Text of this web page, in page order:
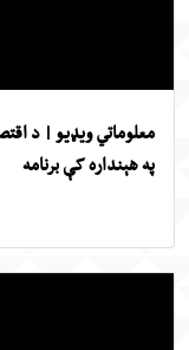
ویډیو | د اقتصاد
هېنداره کې برنامه